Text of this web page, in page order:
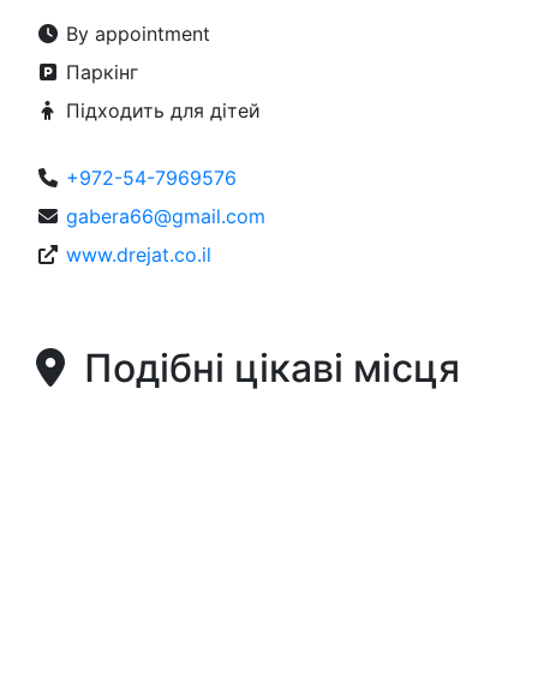
By appointment
Паркінг
Підходить для дітей
+972-54-7969576
gabera66@gmail.com
www.drejat.co.il
Подібні цікаві місця